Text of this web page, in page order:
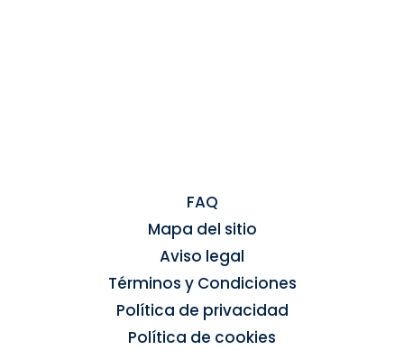
FAQ
Mapa del sitio
Aviso legal
Términos y Condiciones
Política de privacidad
Política de cookies